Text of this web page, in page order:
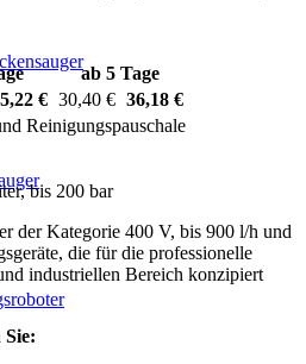
ab 5 Tage
€ 30,40 € 36,18 €
Reinigungspauschale
bis 200 bar
der Kategorie 400 V, bis 900 l/h und
die für die professionelle
industriellen Bereich konzipiert